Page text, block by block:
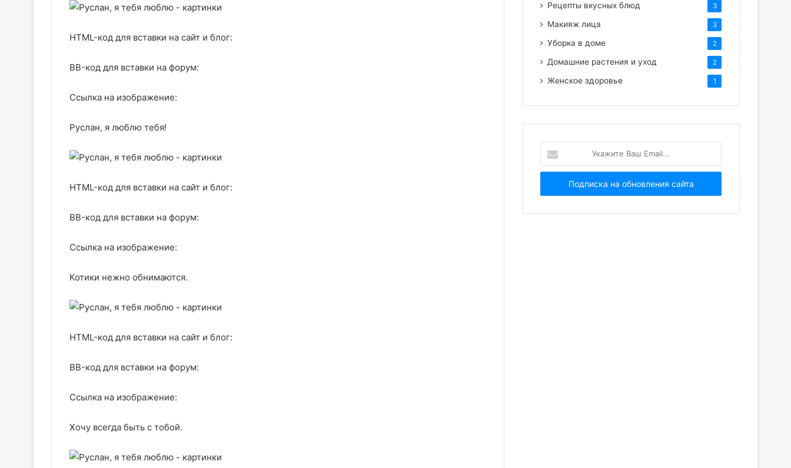
HTML-код для вставки на сайт и блог:
BB-код для вставки на форум:
Ссылка на изображение:
Руслан, я люблю тебя!
HTML-код для вставки на сайт и блог:
BB-код для вставки на форум:
Ссылка на изображение:
Котики нежно обнимаются.
HTML-код для вставки на сайт и блог:
BB-код для вставки на форум:
Ссылка на изображение:
Хочу всегда быть с тобой.
Рецепты вкусных блюд 3
Макияж лица 3
Уборка в доме 2
Домашние растения и уход 2
Женское здоровье 1
Ваш
Email...